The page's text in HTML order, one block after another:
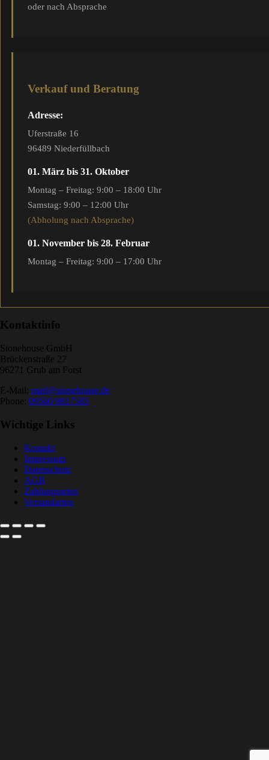
oder nach Absprache
Verkauf und Beratung
Adresse:
Uferstraße 16
96489 Niederfüllbach
01. März bis 31. Oktober
Montag – Freitag: 9:00 – 18:00 Uhr
Samstag: 9:00 – 12:00 Uhr
(Abholung nach Absprache)
01. November bis 28. Februar
Montag – Freitag: 9:00 – 17:00 Uhr
Kontaktinfo
Stonehouse GmbH
Brückenstraße 27
96271 Grub am Forst
E-Mail: mail@stonehouse.de
Phone: 09560 9817585
Wichtige Links
Kontakt
Impressum
Datenschutz
AGB
Zahlungsarten
Versandarten